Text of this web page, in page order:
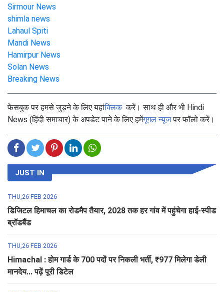
Sirmour News
shimla news
Lahaul Spiti
Mandi News
Hamirpur News
Solan News
Breaking News
फेसबुक पर हमसे जुड़ने के लिए यहांक्लिककरें। साथ ही और भी Hindi
News (हिंदी समाचार) के अपडेट पाने के लिए हमेंगूगल न्यूजपर फॉलो करें।
JUST IN
THU,26 FEB 2026
डिजिटल हिमाचल का रोडमैप तैयार, 2028 तक हर गांव में पहुंचेगा हाई-स्पीड
ब्रॉडबैंड
THU,26 FEB 2026
Himachal : होम गार्ड के 700 पदों पर निकली भर्ती, ₹977 मिलेगा डेली
मानदेय... पढ़ें पूरी डिटेल